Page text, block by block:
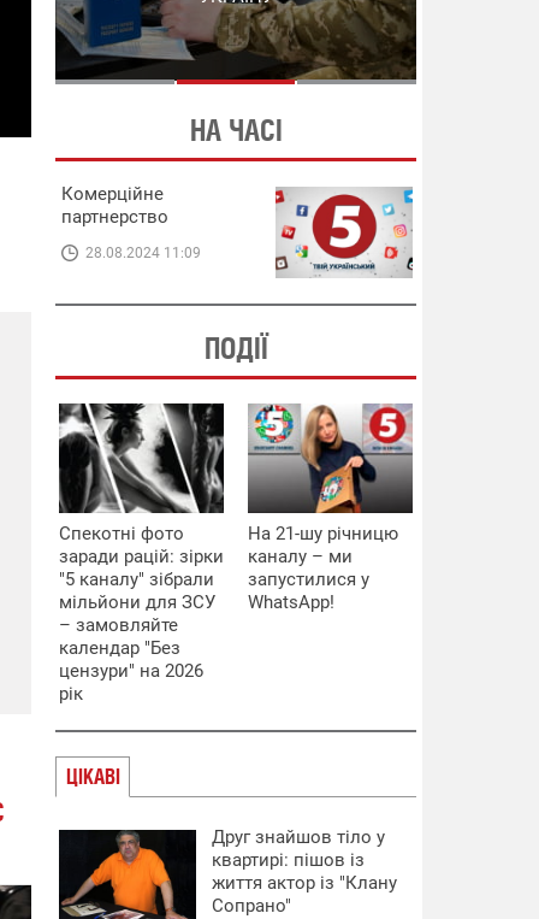
СХЕМИ В ЕНЕРГЕТИЦІ
ЕНЕРГЕТИЦІ
НА ЧАСІ
Комерційне
партнерство
28.08.2024 11:09
ПОДІЇ
Спекотні фото
заради рацій: зірки
"5 каналу" зібрали
мільйони для ЗСУ
– замовляйте
календар "Без
цензури" на 2026
рік
На 21-шу річницю
каналу – ми
запустилися у
WhatsApp!
ЦІКАВІ
Друг знайшов тіло у
квартирі: пішов із
життя актор із "Клану
Сопрано"